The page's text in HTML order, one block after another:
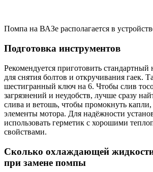
Помпа на ВАЗе располагается в
Подготовка инструментов
Рекомендуется приготовить стандартный
для снятия болтов и откручивания гаек.
шестигранный ключ на 6. Чтобы слив
загрязнений и неудобств, лучше сразу
слива и ветошь, чтобы промокнуть
элементы мотора. Для надёжности
использовать герметик с хорошими
свойствами.
Сколько охлаждающей
при замене помпы